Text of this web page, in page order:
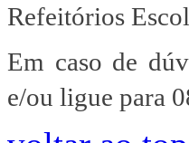
Refeitórios
Em caso de
e/ou ligue para